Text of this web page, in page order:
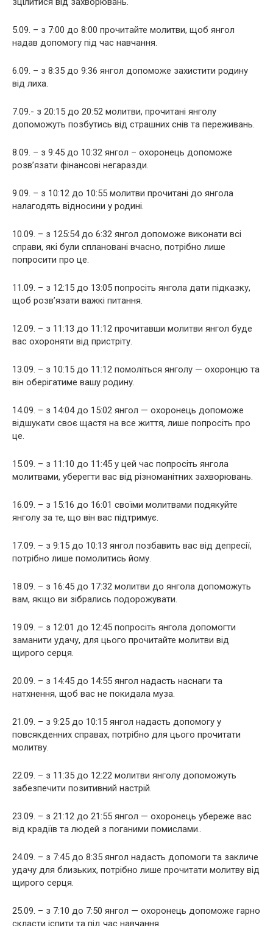
5.09. – з 7:00 до 8:00 прочитайте молитви, щоб янгол
надав допомогу під час навчання.
6.09. – з 8:35 до 9:36 янгол допоможе захистити родину
від лиха.
7.09.- з 20:15 до 20:52 молитви, прочитані янголу
допоможуть позбутись від страшних снів та переживань.
8.09. – з 9:45 до 10:32 янгол – охоронець допоможе
розв’язати фінансові негаразди.
9.09. – з 10:12 до 10:55 молитви прочитані до янгола
налагодять відносини у родині.
10.09. – з 125:54 до 6:32 янгол допоможе виконати всі
справи, які були сплановані вчасно, потрібно лише
попросити про це.
11.09. – з 12:15 до 13:05 попросіть янгола дати підказку,
щоб розв’язати важкі питання.
12.09. – з 11:13 до 11:12 прочитавши молитви янгол буде
вас охороняти від пристріту.
13.09. – з 10:15 до 11:12 помоліться янголу — охоронцю та
він оберігатиме вашу родину.
14.09. – з 14:04 до 15:02 янгол — охоронець допоможе
відшукати своє щастя на все життя, лише попросіть про
це.
15.09. – з 11:10 до 11:45 у цей час попросіть янгола
молитвами, уберегти вас від різноманітних захворювань.
16.09. – з 15:16 до 16:01 своїми молитвами подякуйте
янголу за те, що він вас підтримує.
17.09. – з 9:15 до 10:13 янгол позбавить вас від депресії,
потрібно лише помолитись йому.
18.09. – з 16:45 до 17:32 молитви до янгола допоможуть
вам, якщо ви зібрались подорожувати.
19.09. – з 12:01 до 12:45 попросіть янгола допомогти
заманити удачу, для цього прочитайте молитви від
щирого серця.
20.09. – з 14:45 до 14:55 янгол надасть наснаги та
натхнення, щоб вас не покидала муза.
21.09. – з 9:25 до 10:15 янгол надасть допомогу у
повсякденних справах, потрібно для цього прочитати
молитву.
22.09. – з 11:35 до 12:22 молитви янголу допоможуть
забезпечити позитивний настрій.
23.09. – з 21:12 до 21:55 янгол — охоронець убереже вас
від крадіїв та людей з поганими помислами..
24.09. – з 7:45 до 8:35 янгол надасть допомоги та закличе
удачу для близьких, потрібно лише прочитати молитву від
щирого серця.
25.09. – з 7:10 до 7:50 янгол — охоронець допоможе гарно
скласти іспити та під час навчання.